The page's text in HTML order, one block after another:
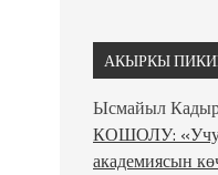
АКЫРКЫ
Ысмайыл
КОШОЛУ:
академиясын